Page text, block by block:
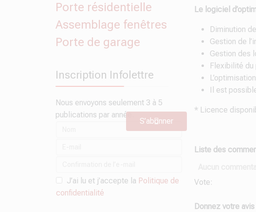
Porte résidentielle
Assemblage fenêtres
Porte de garage
Inscription Infolettre
Nous envoyons seulement 3 à 5
publications par année.
J’ai lu et j’accepte la Politique de
confidentialité
S’abonner
Le logiciel
Diminution
Gestion de
Gestion des
Flexibilité du
Il est
* Licence
Liste des
Vote:
Donnez votre